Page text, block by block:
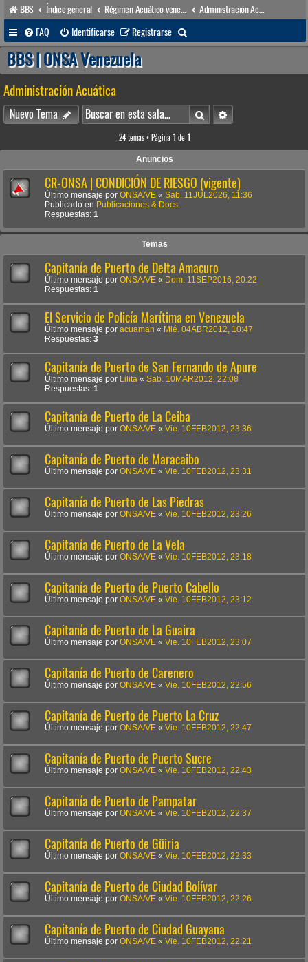
BBS Índice general Régimen Acuático venezolano
FAQ
Identificarse Registrarse
u
a
r
BBS | ONSA Venezuela
Administración Acuática
Nuevo Tema BuscarBúsqueda avanzada
24 temas • Página 1 de 1
Anuncios
CR-ONSA | CONDICIÓN DE RIESGO (vigente)
Último mensaje por ONSA/VE « Sab. 11JUL2026, 11:36
Publicado en Publicaciones & Docs.
Respuestas: 1
Temas
Capitanía de Puerto de Delta Amacuro
Último mensaje por ONSA/VE « Dom. 11SEP2016, 20:22
Respuestas: 1
El Servicio de Policía Marítima en Venezuela
Último mensaje por acuaman « Mié. 04ABR2012, 10:47
Respuestas: 3
Capitanía de Puerto de San Fernando de Apure
Último mensaje por Lilita « Sab. 10MAR2012, 22:08
Respuestas: 1
Capitanía de Puerto de La Ceiba
Último mensaje por ONSA/VE « Vie. 10FEB2012, 23:36
Capitanía de Puerto de Maracaibo
Último mensaje por ONSA/VE « Vie. 10FEB2012, 23:31
Capitanía de Puerto de Las Piedras
Último mensaje por ONSA/VE « Vie. 10FEB2012, 23:26
Capitanía de Puerto de La Vela
Último mensaje por ONSA/VE « Vie. 10FEB2012, 23:18
Capitanía de Puerto de Puerto Cabello
Último mensaje por ONSA/VE « Vie. 10FEB2012, 23:12
Capitanía de Puerto de La Guaira
Último mensaje por ONSA/VE « Vie. 10FEB2012, 23:07
Capitanía de Puerto de Carenero
Último mensaje por ONSA/VE « Vie. 10FEB2012, 22:56
Capitanía de Puerto de Puerto La Cruz
Último mensaje por ONSA/VE « Vie. 10FEB2012, 22:47
Capitanía de Puerto de Puerto Sucre
Último mensaje por ONSA/VE « Vie. 10FEB2012, 22:43
Capitanía de Puerto de Pampatar
Último mensaje por ONSA/VE « Vie. 10FEB2012, 22:37
Capitanía de Puerto de Güiria
Último mensaje por ONSA/VE « Vie. 10FEB2012, 22:33
Capitanía de Puerto de Ciudad Bolívar
Último mensaje por ONSA/VE « Vie. 10FEB2012, 22:26
Capitanía de Puerto de Ciudad Guayana
Último mensaje por ONSA/VE « Vie. 10FEB2012, 22:21